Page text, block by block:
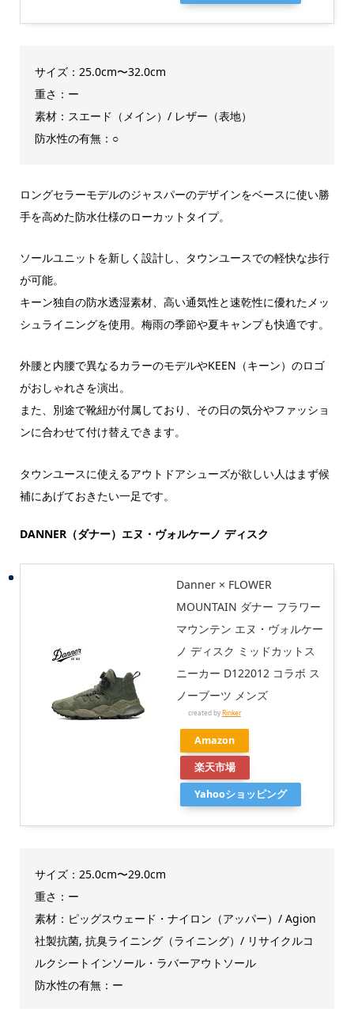
サイズ：25.0cm〜32.0cm
重さ：ー
素材：スエード（メイン）/ レザー（表地）
防水性の有無：○
ロングセラーモデルのジャスパーのデザインをベースに使い勝
手を高めた防水仕様のローカットタイプ。
ソールユニットを新しく設計し、タウンユースでの軽快な歩行
が可能。
キーン独自の防水透湿素材、高い通気性と速乾性に優れたメッ
シュライニングを使用。梅雨の季節や夏キャンプも快適です。
外腰と内腰で異なるカラーのモデルやKEEN（キーン）のロゴ
がおしゃれさを演出。
また、別途で靴紐が付属しており、その日の気分やファッショ
ンに合わせて付け替えできます。
タウンユースに使えるアウトドアシューズが欲しい人はまず候
補にあげておきたい一足です。
DANNER（ダナー）エヌ・ヴォルケーノ ディスク
Danner × FLOWER
MOUNTAIN ダナー フラワー
マウンテン エヌ・ヴォルケー
ノ ディスク ミッドカットス
ニーカー D122012 コラボ ス
ノーブーツ メンズ
created byRinker
Amazon
楽天市場
Yahooショッピング
サイズ：25.0cm〜29.0cm
重さ：ー
素材：ピッグスウェード・ナイロン（アッパー）/ Agion
社製抗菌, 抗臭ライニング（ライニング）/ リサイクルコ
ルクシートインソール・ラバーアウトソール
防水性の有無：ー